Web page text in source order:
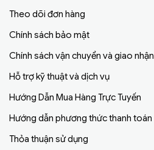
Theo dõi đơn hàng
Chính sách bảo mật
Chính sách vận chuyển và giao nhận
Hỗ trợ kỹ thuật và dịch vụ
Hướng Dẫn Mua Hàng Trực Tuyến
Hướng dẫn phương thức thanh toán
Thỏa thuận sử dụng